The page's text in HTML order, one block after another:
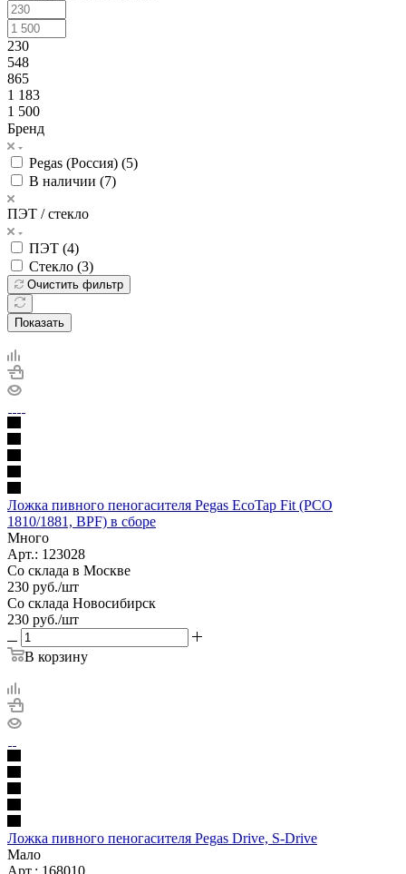
230
548
865
1 183
1 500
Бренд
Pegas (Россия) (5)
В наличии (7)
ПЭТ / стекло
ПЭТ (4)
Стекло (3)
Очистить фильтр
Показать
Ложка пивного пеногасителя Pegas EcoTap Fit (PCO
1810/1881, BPF) в сборе
Много
Арт.: 123028
Со склада в Москве
230 руб./шт
Со склада Новосибирск
230 руб./шт
В корзину
Ложка пивного пеногасителя Pegas Drive, S-Drive
Мало
Арт.: 168010